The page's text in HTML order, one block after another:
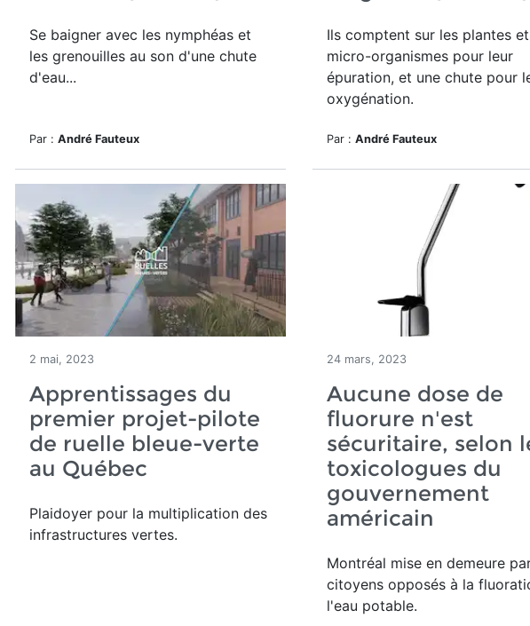
Se baigner avec les nymphéas et
les grenouilles au son d'une chute
d'eau...
Par : André Fauteux
Ils comptent sur les plantes
micro-organismes pour leur
épuration, et une chute pour
oxygénation.
Par : André Fauteux
2 mai, 2023
Apprentissages du
premier projet-pilote
de ruelle bleue-verte
au Québec
Plaidoyer pour la multiplication des
infrastructures vertes.
24 mars, 2023
Aucune dose de
fluorure n'est
sécuritaire, selon
toxicologues du
gouvernement
américain
Montréal mise en demeure
citoyens opposés à la
l'eau potable.